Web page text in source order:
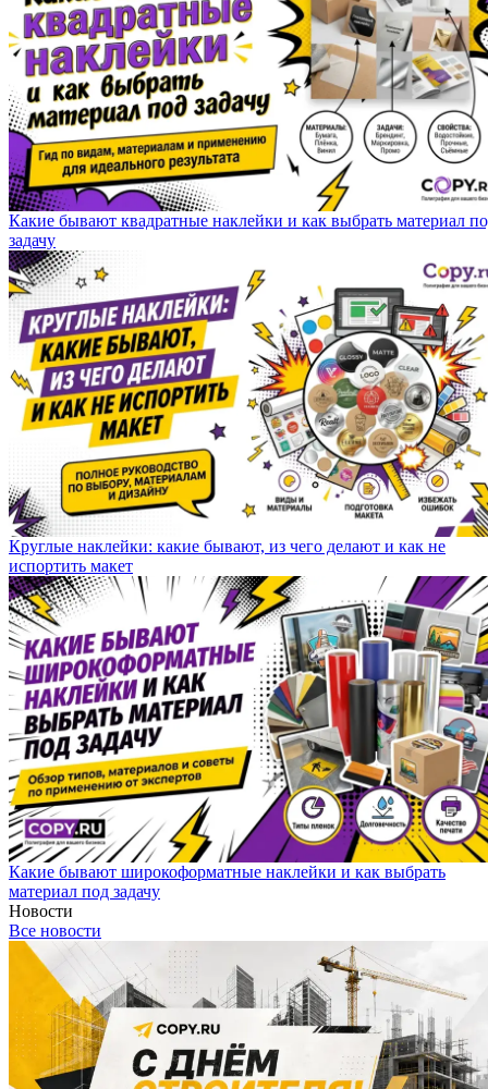
Какие бывают квадратные наклейки и как выбрать материал
задачу
Круглые наклейки: какие бывают, из чего делают и как не
испортить макет
Какие бывают широкоформатные наклейки и как выбрать
материал под задачу
Новости
Все новости